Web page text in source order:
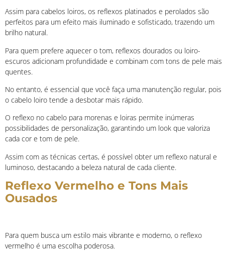
Assim para cabelos loiros, os reflexos platinados e perolados são
perfeitos para um efeito mais iluminado e sofisticado, trazendo um
brilho natural.
Para quem prefere aquecer o tom, reflexos dourados ou loiro-
escuros adicionam profundidade e combinam com tons de pele mais
quentes.
No entanto, é essencial que você faça uma manutenção regular, pois
o cabelo loiro tende a desbotar mais rápido.
O reflexo no cabelo para morenas e loiras permite inúmeras
possibilidades de personalização, garantindo um look que valoriza
cada cor e tom de pele.
Assim com as técnicas certas, é possível obter um reflexo natural e
luminoso, destacando a beleza natural de cada cliente.
Reflexo Vermelho e Tons Mais
Ousados
Para quem busca um estilo mais vibrante e moderno, o reflexo
vermelho é uma escolha poderosa.